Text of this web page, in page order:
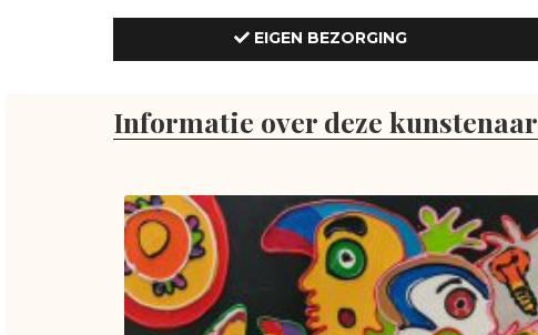
EIGEN BEZORGING
Informatie over deze kunstenaar